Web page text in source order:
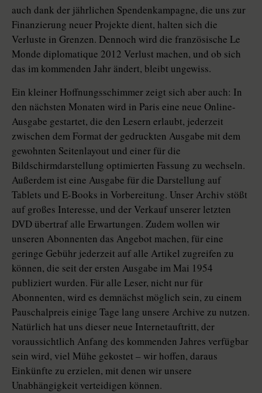
auch dank der jährlichen Spendenkampagne, die uns zur
Finanzierung neuer Projekte dient, halten sich die
Verluste in Grenzen. Dennoch wird die französische Le
Monde diplomatique 2012 Verlust machen, und ob sich
das im kommenden Jahr ändert, bleibt ungewiss.
Ein kleiner Hoffnungsschimmer zeigt sich aber auch: In
den nächsten Monaten wird in Paris eine neue Online-
Ausgabe gestartet, die den Lesern erlaubt, jederzeit
zwischen dem Format der gedruckten Ausgabe mit dem
gewohnten Seitenlayout und einer für die
Bildschirmdarstellung optimierten Fassung zu wechseln.
Außerdem ist eine Ausgabe für die Darstellung auf
Tablets und E-Books in Vorbereitung. Unser Archiv stößt
auf großes Interesse, und der Verkauf unserer letzten
DVD übertraf alle Erwartungen. Zudem wollen wir
unseren Abonnenten das Angebot machen, für eine
geringe Gebühr jederzeit auf alle Artikel zugreifen zu
können, die seit der ersten Ausgabe im Mai 1954
publiziert wurden. Für alle Leser, nicht nur für
Abonnenten, wird es demnächst möglich sein, zu einem
Pauschalpreis einige Tage lang unsere Archive zu nutzen.
Natürlich hat uns dieser neue Internetauftritt, der
voraussichtlich Anfang des kommenden Jahres verfügbar
sein wird, viel Mühe gekostet – wir hoffen, daraus
Einkünfte zu erzielen, mit denen wir unsere
Unabhängigkeit verteidigen können.